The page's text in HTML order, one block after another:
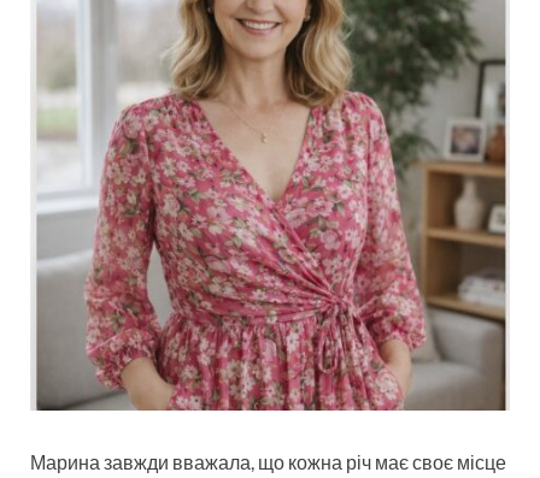
Марина завжди вважала, що кожна річ має своє місце